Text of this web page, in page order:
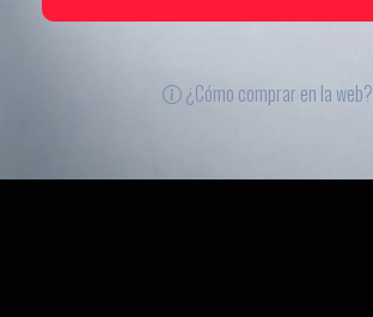
¿Cómo comprar en la web?